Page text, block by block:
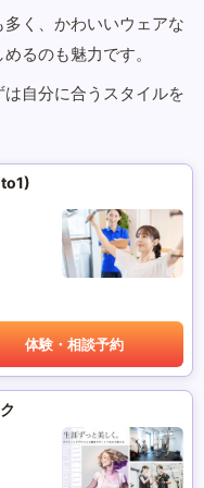
く、かわいいウェアな
るのも魅力です。
自分に合うスタイルを
体験・相談予約